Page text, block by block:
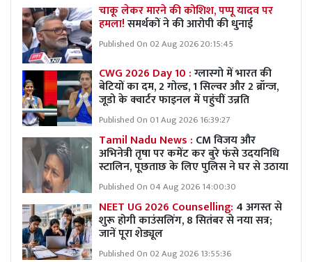
चाकू लेकर मारने की कोशिश, पप्पू यादव पर
हमला!समर्थकों ने की आरोपी की धुनाई
Published On 02 Aug 2026 20:15:45
CWG 2026 Day 10 :ग्लास्गो में भारत की
बेटियों का दम, 2 गोल्ड, 1 सिल्वर और 2 ब्रॉन्ज,
जूडो के क्वार्टर फाइनल में पहुंचीं उन्नति
Published On 01 Aug 2026 16:39:27
Tamil Nadu News : CM विजय और
अभिनेत्री तृषा पर कमेंट कर बुरे फंसे उदयनिधि
स्टालिन, पूछताछ के लिए पुलिस ने घर से उठाया
Published On 04 Aug 2026 14:00:30
NEET UG 2026 Counselling: 4 अगस्त से
शुरू होगी काउंसलिंग, 8 सितंबर से नया सत्र;
जानें पूरा शेड्यूल
Published On 02 Aug 2026 13:55:36